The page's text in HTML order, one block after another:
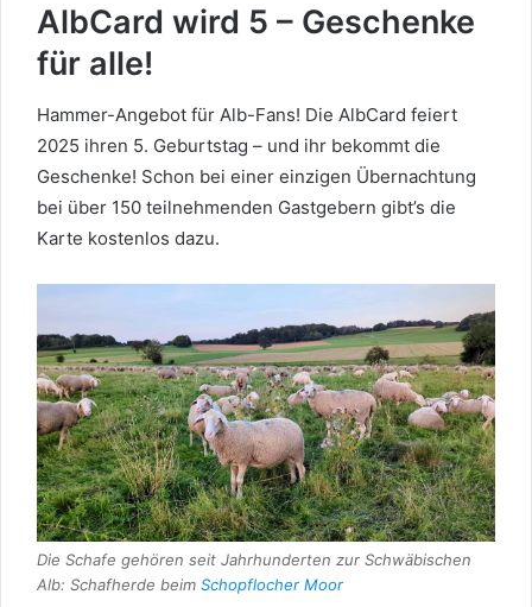
AlbCard wird 5 – Geschenke
für alle!
Hammer-Angebot für Alb-Fans! Die AlbCard feiert
2025 ihren 5. Geburtstag – und ihr bekommt die
Geschenke! Schon bei einer einzigen Übernachtung
bei über 150 teilnehmenden Gastgebern gibt’s die
Karte kostenlos dazu.
Die Schafe gehören seit Jahrhunderten zur Schwäbischen
Alb: Schafherde beim Schopflocher Moor